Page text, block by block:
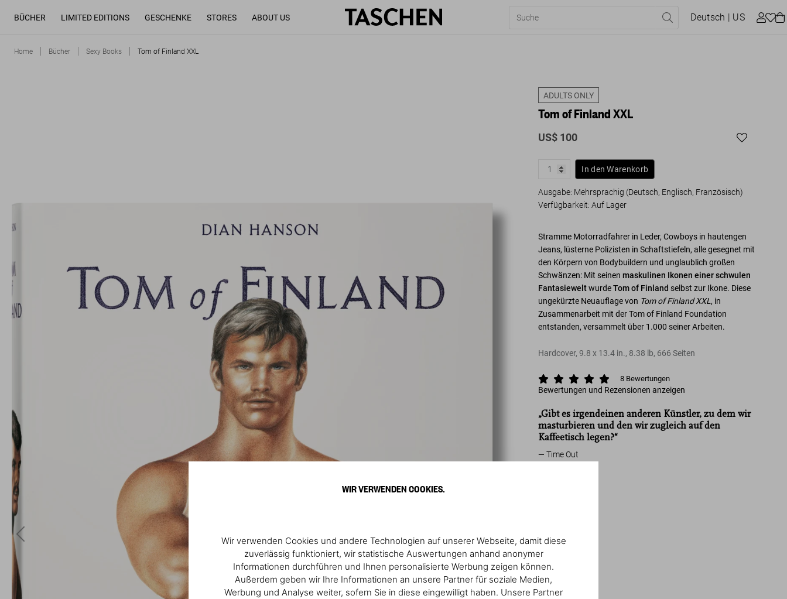
WIR VERWENDEN COOKIES.
Wir verwenden Cookies und andere Technologien auf unserer Webseite, damit diese
zuverlässig funktioniert, wir statistische Auswertungen anhand anonymer
Informationen durchführen und Ihnen personalisierte Werbung zeigen können.
Außerdem geben wir Ihre Informationen an unsere Partner für soziale Medien,
Werbung und Analyse weiter, sofern Sie in diese eingewilligt haben. Unsere Partner
BÜCHER LIMITED EDITIONS GESCHENKE STORES ABOUT US Deutsch | US
Home Bücher Sexy Books Tom of Finland XXL
ADULTS ONLY
Tom of Finland XXL
US$ 100
In den Warenkorb
Ausgabe: Mehrsprachig (Deutsch, Englisch, Französisch)
Verfügbarkeit:Auf Lager
Stramme Motorradfahrer in Leder, Cowboys in hautengen
Jeans, lüsterne Polizisten in Schaftstiefeln, alle gesegnet mit
den Körpern von Bodybuildern und unglaublich großen
Schwänzen: Mit seinenmaskulinen Ikonen einer schwulen
FantasieweltwurdeTom of Finland selbst zur Ikone. Diese
ungekürzte Neuauflage von Tom of Finland XXL , in
Zusammenarbeit mit der Tom of Finland Foundation
entstanden, versammelt über 1.000 seiner Arbeiten.
Hardcover,9.8 x 13.4 in., 8.38 lb, 666 Seiten
8 Bewertungen
Bewertungen und Rezensionen anzeigen
„Gibt es irgendeinen anderen Künstler, zu dem wir
masturbieren und den wir zugleich auf den
Kaffeetisch legen?“
Time Out